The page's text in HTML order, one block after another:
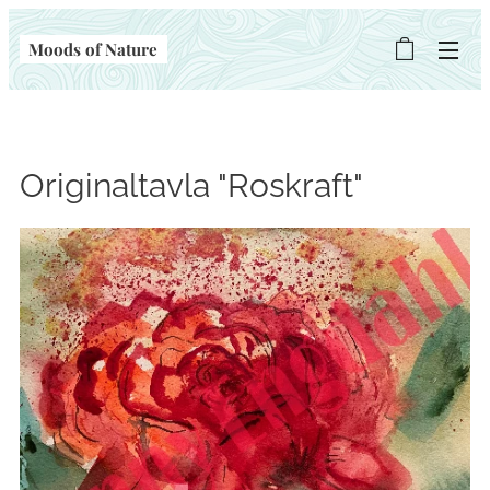
Moods of Nature
Originaltavla "Roskraft"